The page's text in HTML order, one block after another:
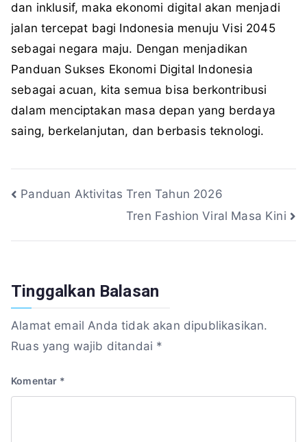
dan inklusif, maka ekonomi digital akan menjadi
jalan tercepat bagi Indonesia menuju Visi 2045
sebagai negara maju. Dengan menjadikan
Panduan Sukses Ekonomi Digital Indonesia
sebagai acuan, kita semua bisa berkontribusi
dalam menciptakan masa depan yang berdaya
saing, berkelanjutan, dan berbasis teknologi.
Navigasi
Panduan Aktivitas Tren Tahun 2026
Tren Fashion Viral Masa Kini
Tinggalkan Balasan
Alamat email Anda tidak akan dipublikasikan.
Ruas yang wajib ditandai *
Komentar *